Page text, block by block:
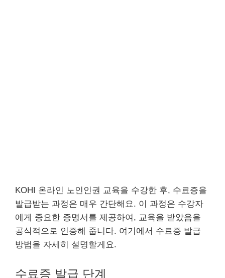
KOHI 온라인 노인인권 교육을 수강한 후, 수료증을
발급받는 과정은 매우 간단해요. 이 과정은 수강자
에게 중요한 증명서를 제공하여, 교육을 받았음을
공식적으로 인증해 줍니다. 여기에서 수료증 발급
방법을 자세히 설명할게요.
수료증 발급 단계